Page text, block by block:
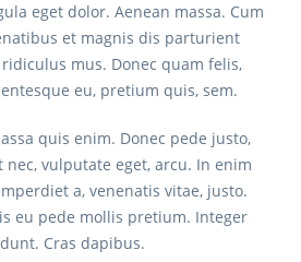
eget dolor. Aenean massa. Cum
et magnis dis parturient
mus. Donec quam felis,
eu, pretium quis, sem.
quis enim. Donec pede justo,
vulputate eget, arcu. In enim
a, venenatis vitae, justo.
eu pede mollis pretium. Integer
Cras dapibus.